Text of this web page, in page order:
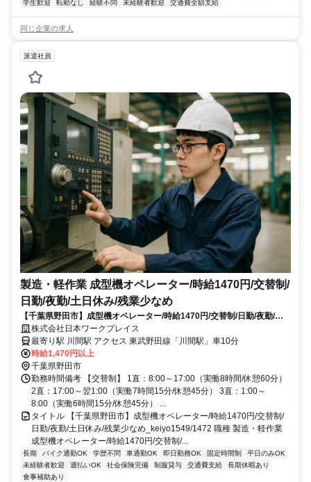
学生歓迎
転勤なし 経験不問 未経験者歓迎 交通費全額支給
同じ企業の求人
派遣社員
製造・軽作業 成型機オペレーター/時給1470円/交替制/
日勤/夜勤/土日休み/残業少なめ
【千葉県野田市】成型機オペレーター/時給1470円/交替制/日勤/夜勤/土
日休み/残業少なめ_keiyo1549/1472
株式会社日本ワークプレイス
最寄り駅 川間駅 アクセス 東武野田線「川間駅」車10分
時給1,470円以上
千葉県野田市
勤務時間備考 【交替制】 1直：8:00～17:00（実働8時間/休憩60分）
2直：17:00～翌1:00（実働7時間15分/休憩45分） 3直：1:00～
8:00（実働6時間15分/休憩45分） ...
タイトル 【千葉県野田市】成型機オペレーター/時給1470円/交替制/
日勤/夜勤/土日休み/残業少なめ_keiyo1549/1472 職種 製造・軽作業
成型機オペレーター/時給1470円/交替制/...
長期 バイク通勤OK 学歴不問 車通勤OK 即日勤務OK 固定時間制
平日のみOK
未経験者歓迎
週払いOK 社会保険完備 制服貸与 交通費支給
長期休暇あり
食事補助あり